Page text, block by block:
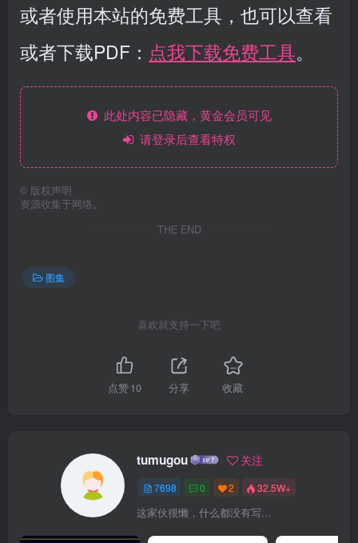
或者使用本站的免费工具，也可以查看
或者下载PDF： 点我下载免费工具。
此处内容已隐藏，黄金会员可见
请登录后查看特权
© 版权声明
资源收集于网络。
THE END
图集
喜欢就支持一下吧
点赞10 分享 收藏
tumugou 关注
7698 0 2 32.5W+
这家伙很懒，什么都没有写...